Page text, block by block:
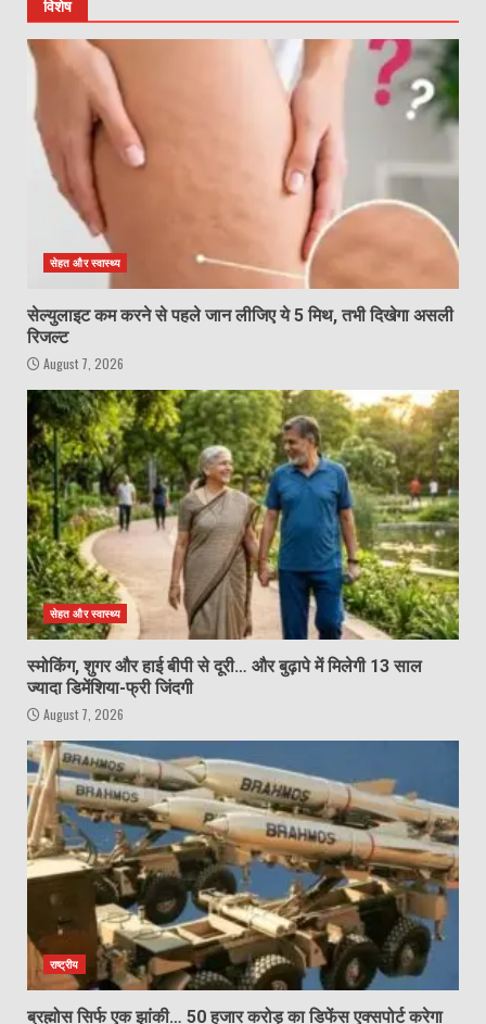
विशेष
सेहत और स्वास्थ्य
सेल्युलाइट कम करने से पहले जान लीजिए ये 5 मिथ, तभी दिखेगा असली
रिजल्ट
August 7, 2026
सेहत और स्वास्थ्य
स्मोकिंग, शुगर और हाई बीपी से दूरी… और बुढ़ापे में मिलेगी 13 साल
ज्यादा डिमेंशिया-फ्री जिंदगी
August 7, 2026
राष्ट्रीय
ब्रह्मोस सिर्फ एक झांकी… 50 हजार करोड़ का डिफेंस एक्सपोर्ट करेगा